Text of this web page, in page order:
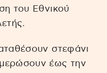
του Εθνικού
στεφάνι
έως την